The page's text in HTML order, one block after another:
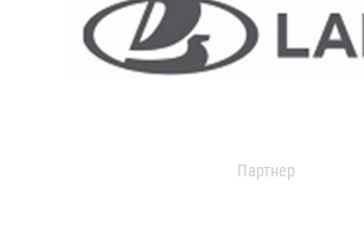
Партнер